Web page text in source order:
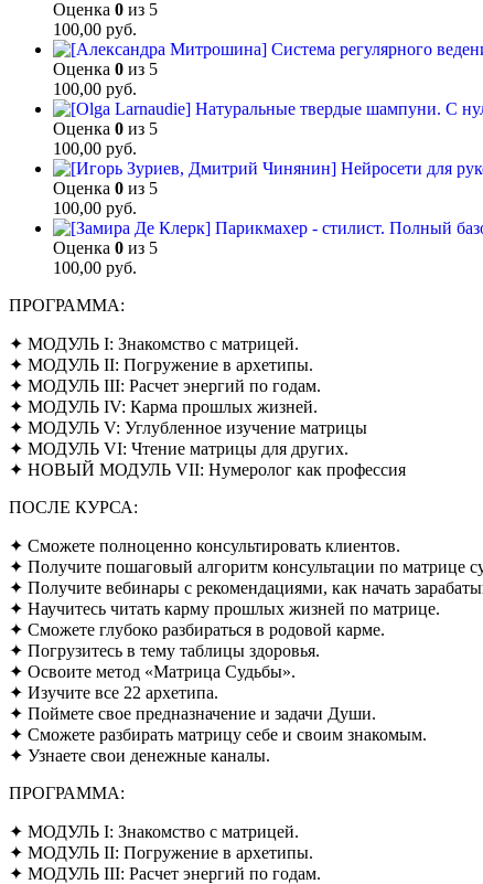
Оценка 0 из 5
100,00 руб.
Оценка 0 из 5
100,00 руб.
Оценка 0 из 5
100,00 руб.
Оценка 0 из 5
100,00 руб.
Оценка 0 из 5
100,00 руб.
ПРОГРАММА:
✦ МОДУЛЬ I: Знакомство с матрицей.
✦ МОДУЛЬ II: Погружение в архетипы.
✦ МОДУЛЬ III: Расчет энергий по годам.
✦ МОДУЛЬ IV: Карма прошлых жизней.
✦ МОДУЛЬ V: Углубленное изучение матрицы
✦ МОДУЛЬ VI: Чтение матрицы для других.
✦ НОВЫЙ МОДУЛЬ VII: Нумеролог как профессия
ПОСЛЕ КУРСА:
✦ Сможете полноценно консультировать клиентов.
✦ Получите пошаговый алгоритм консультации по матрице
✦ Получите вебинары с рекомендациями, как начать
✦ Научитесь читать карму прошлых жизней по матрице.
✦ Сможете глубоко разбираться в родовой карме.
✦ Погрузитесь в тему таблицы здоровья.
✦ Освоите метод «Матрица Судьбы».
✦ Изучите все 22 архетипа.
✦ Поймете свое предназначение и задачи Души.
✦ Сможете разбирать матрицу себе и своим знакомым.
✦ Узнаете свои денежные каналы.
ПРОГРАММА:
✦ МОДУЛЬ I: Знакомство с матрицей.
✦ МОДУЛЬ II: Погружение в архетипы.
✦ МОДУЛЬ III: Расчет энергий по годам.